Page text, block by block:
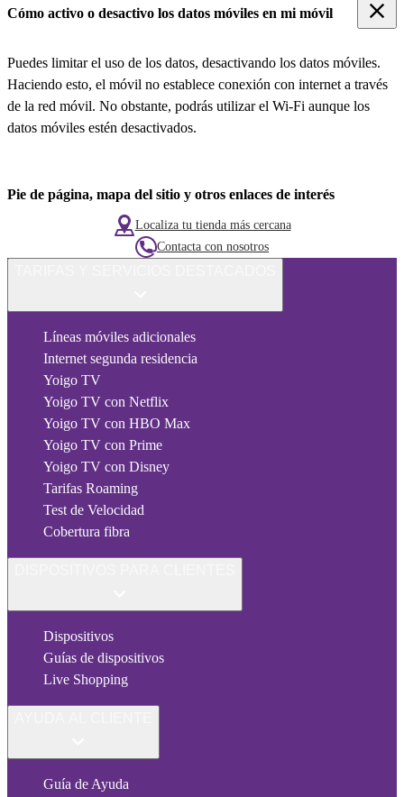
Cómo activo o desactivo los datos móviles en mi móvil
Puedes limitar el uso de los datos, desactivando los datos móviles.
Haciendo esto, el móvil no establece conexión con internet a través
de la red móvil. No obstante, podrás utilizar el Wi-Fi aunque los
datos móviles estén desactivados.
Pie de página, mapa del sitio y otros enlaces de interés
Localiza tu tienda más cercana
Contacta con nosotros
Líneas móviles adicionales
Internet segunda residencia
Yoigo TV
Yoigo TV con Netflix
Yoigo TV con HBO Max
Yoigo TV con Prime
Yoigo TV con Disney
Tarifas Roaming
Test de Velocidad
Cobertura fibra
Dispositivos
Guías de dispositivos
Live Shopping
Guía de Ayuda